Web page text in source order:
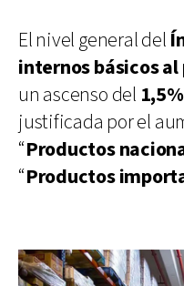
El nivel general del
internos básicos
un ascenso del 1,5%
justificada por el
“Productos
“Productos